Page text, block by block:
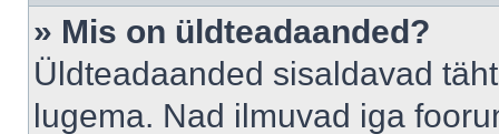
» Mis on üldteadaanded?
Üldteadaanded sisaldavad
lugema. Nad ilmuvad iga